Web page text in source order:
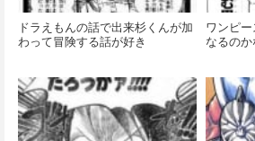
ドラえもんの話で出来杉くんが加
わって冒険する話が好き
ワンピ
なるの